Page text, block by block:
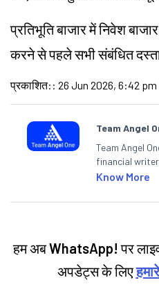
प्रतिभूति बाजार में निवेश
करने से पहले सभी संबंधित
प्रकाशित: : 26 Jun 2026, 6:42 pm
Team Angel
Team Angel
financial
articles on the
categories.
Know More
हम अबWhatsApp! पर
अपडेट्स के लिए